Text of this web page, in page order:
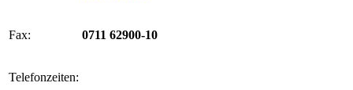
Fax: 0711 62900-10
Telefonzeiten: